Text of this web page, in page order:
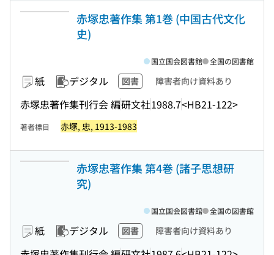
赤塚忠著作集 第1巻 (中国古代文化
史)
紙 デジタル 図書 障害者向け資料あり
赤塚忠著作集刊行会 編研文社1988.7<HB21-122>
国立国会図書館 全国の図書館
著者標目 赤塚, 忠, 1913-1983
赤塚忠著作集 第4巻 (諸子思想研
究)
紙 デジタル 図書 障害者向け資料あり
国立国会図書館 全国の図書館